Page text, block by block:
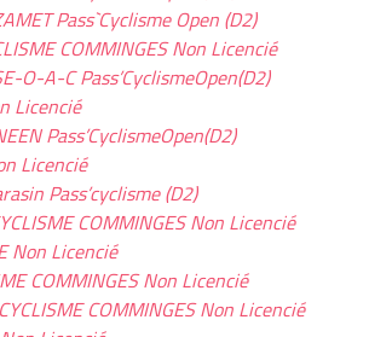
Pass`Cyclisme Open (D2)
COMMINGES Non Licencié
O-A-C Pass’CyclismeOpen(D2)
Licencié
Pass’CyclismeOpen(D2)
Licencié
Pass’cyclisme (D2)
COMMINGES Non Licencié
Non Licencié
COMMINGES Non Licencié
COMMINGES Non Licencié